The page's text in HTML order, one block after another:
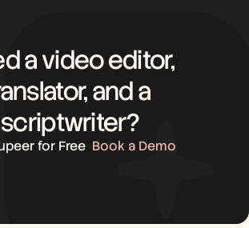
a video editor,
and a
scriptwriter?
for Free Book a Demo